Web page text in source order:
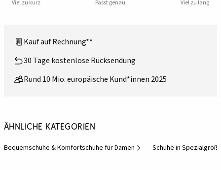
Viel zu kurz Passt genau Viel zu lang
Kauf auf Rechnung**
30 Tage kostenlose Rücksendung
Rund 10 Mio. europäische Kund*innen 2025
Ähnliche Kategorien
Bequemschuhe & Komfortschuhe für Damen Schuhe in